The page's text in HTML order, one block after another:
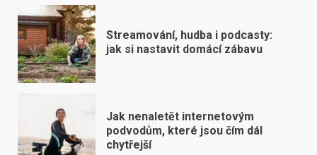
Streamování, hudba i podcasty:
jak si nastavit domácí zábavu
Jak nenaletět internetovým
podvodům, které jsou čím dál
chytřejší